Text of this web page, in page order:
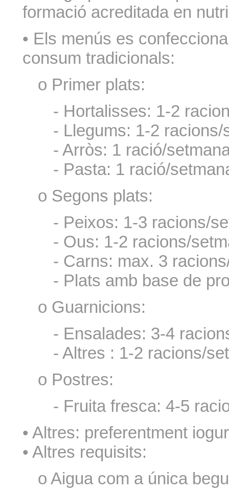
formació acreditada en
• Els menús es
consum tradicionals:
o Primer plats:
- Hortalisses: 1-2
- Llegums: 1-2 racions/
- Arròs: 1 ració/
- Pasta: 1 ració/
o Segons plats:
- Peixos: 1-3 racions/
- Ous: 1-2 racions/
- Carns: max. 3
- Plats amb base de
o Guarnicions:
- Ensalades: 3-4
- Altres : 1-2 racions/
o Postres:
- Fruita fresca: 4-5
• Altres: preferentment
• Altres requisits:
o Aigua com a única